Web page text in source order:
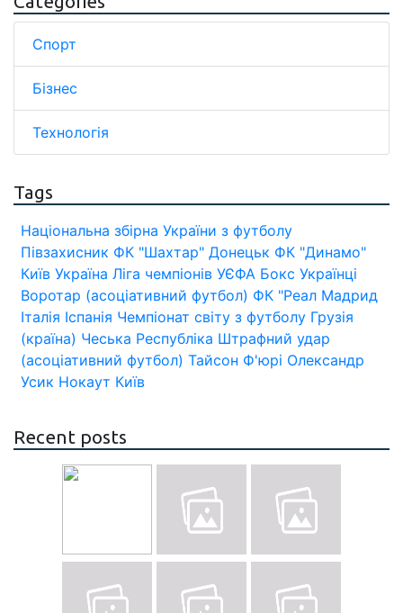
Спорт
Бізнес
Технологія
Tags
Національна збірна України з футболу
Півзахисник ФК "Шахтар" Донецьк ФК "Динамо"
Київ Україна Ліга чемпіонів УЄФА Бокс Українці
Воротар (асоціативний футбол) ФК "Реал Мадрид
Італія Іспанія Чемпіонат світу з футболу Грузія
(країна) Чеська Республіка Штрафний удар
(асоціативний футбол) Тайсон Ф'юрі Олександр
Усик Нокаут Київ
Recent posts